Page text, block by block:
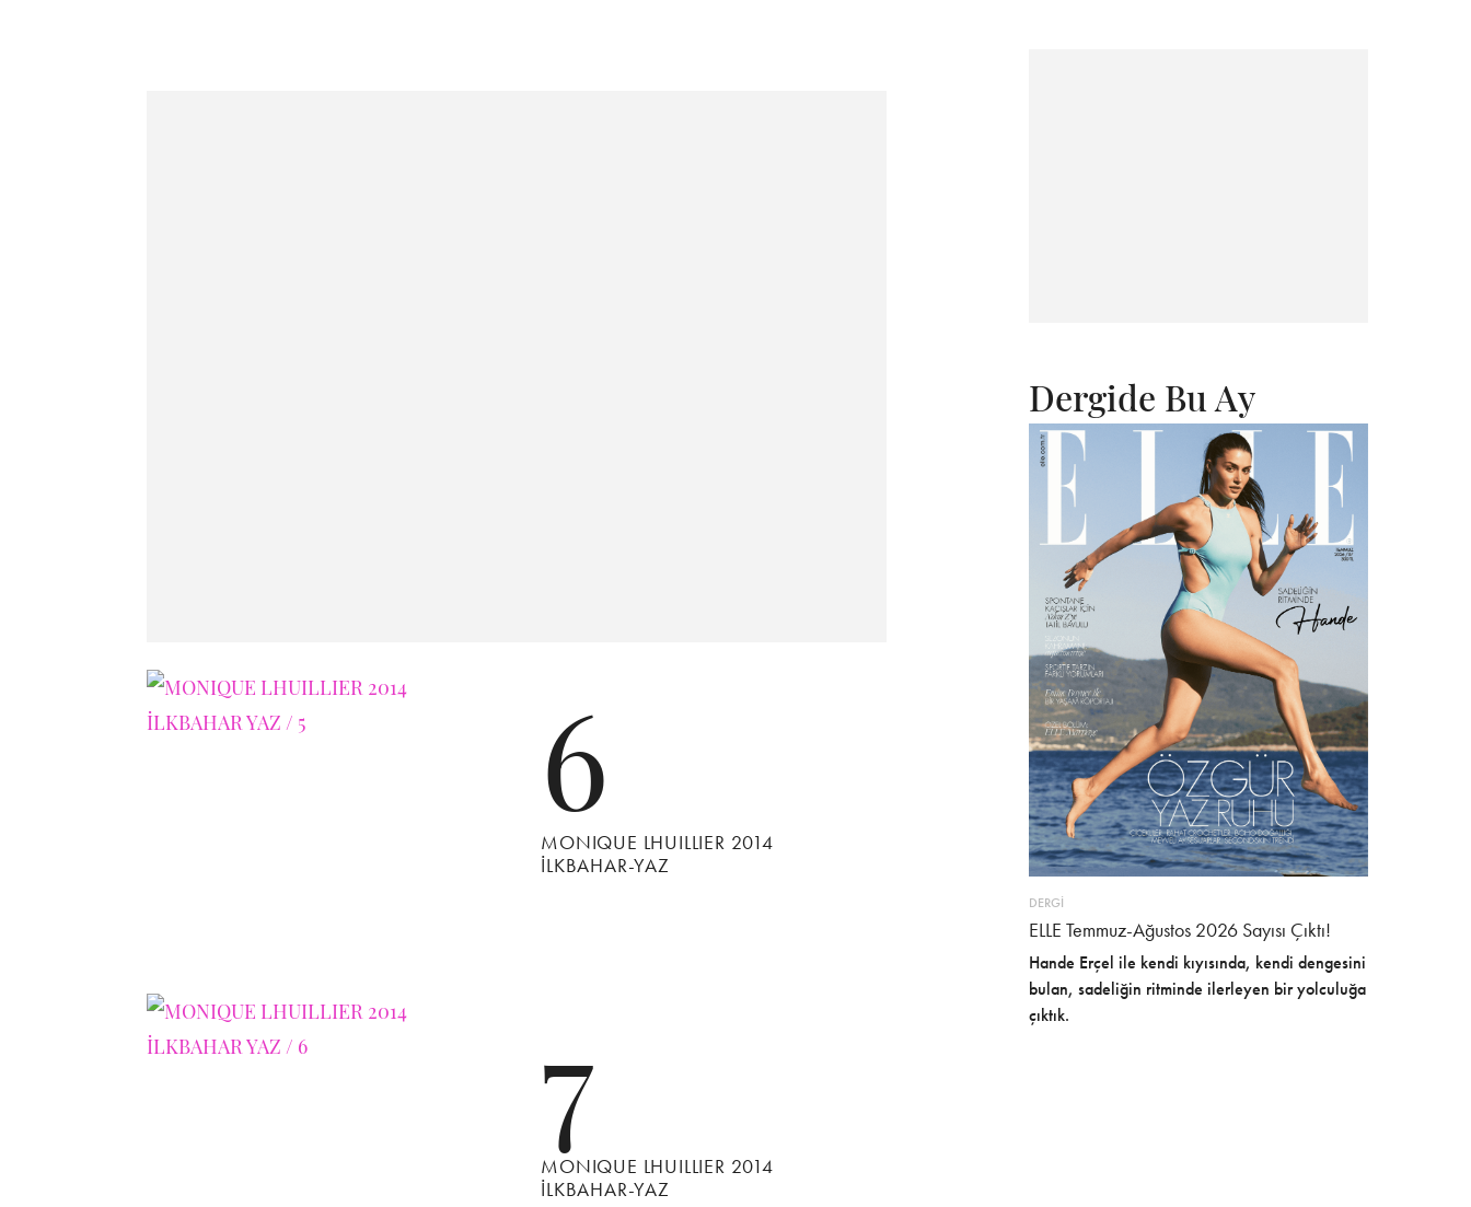
6
MONIQUE LHUILLIER 2014
İLKBAHAR-YAZ
7
MONIQUE LHUILLIER 2014
İLKBAHAR-YAZ
Dergide Bu Ay
DERGİ
ELLE Temmuz-Ağustos 2026 Sayısı Çıktı!
Hande Erçel ile kendi kıyısında, kendi dengesini
bulan, sadeliğin ritminde ilerleyen bir yolculuğa
çıktık.